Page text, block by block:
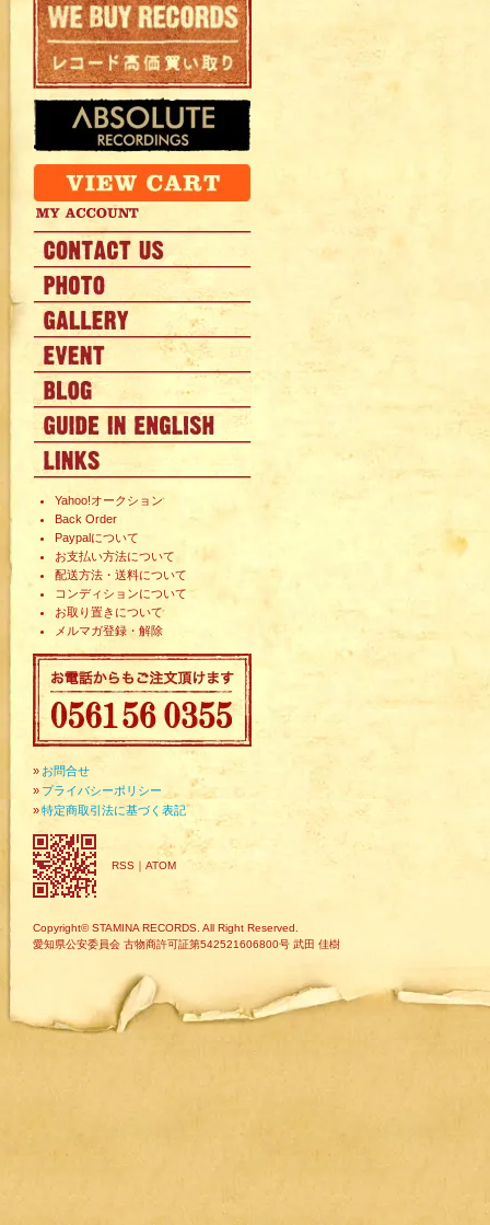
Yahoo!オークション
Back Order
Paypalについて
お支払い方法について
配送方法・送料について
コンディションについて
お取り置きについて
メルマガ登録・解除
» お問合せ
» プライバシーポリシー
»特定商取引法に基づく表記
RSS ｜ ATOM
Copyright© STAMINA RECORDS. All Right Reserved.
愛知県公安委員会 古物商許可証第542521606800号 武田 佳樹